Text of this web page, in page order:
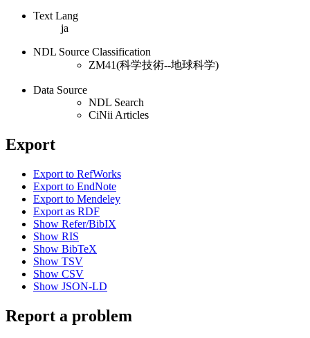
Text Lang
ja
NDL Source Classification
ZM41(科学技術--地球科学)
Data Source
NDL Search
CiNii Articles
Export
Export to RefWorks
Export to EndNote
Export to Mendeley
Export as RDF
Show Refer/BibIX
Show RIS
Show BibTeX
Show TSV
Show CSV
Show JSON-LD
Report a problem